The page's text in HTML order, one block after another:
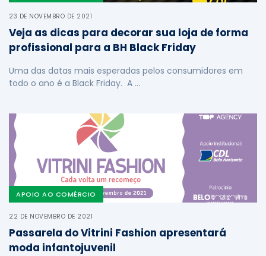
23 DE NOVEMBRO DE 2021
Veja as dicas para decorar sua loja de forma
profissional para a BH Black Friday
Uma das datas mais esperadas pelos consumidores em
todo o ano é a Black Friday. A …
APOIO AO COMÉRCIO
22 DE NOVEMBRO DE 2021
Passarela do Vitrini Fashion apresentará
moda infantojuvenil